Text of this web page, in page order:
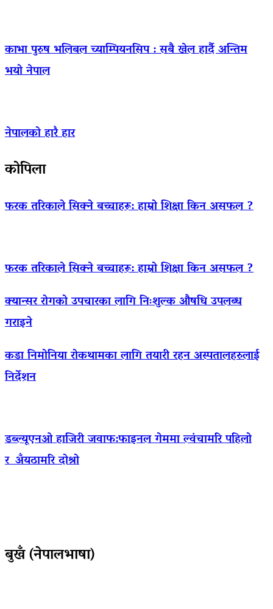
काभा पुरुष भलिबल च्याम्पियनसिप : सबै खेल हार्दै अन्तिम
भयो नेपाल
नेपालको हारै हार
कोपिला
फरक तरिकाले सिक्ने बच्चाहरू: हाम्रो शिक्षा किन असफल ?
फरक तरिकाले सिक्ने बच्चाहरू: हाम्रो शिक्षा किन असफल ?
क्यान्सर रोगको उपचारका लागि निःशुल्क औषधि उपलब्ध
गराइने
कडा निमोनिया रोकथामका लागि तयारी रहन अस्पतालहरुलाई
निर्देशन
डब्ल्यूएनओ हाजिरी जवाफ:फाइनल गेममा ल्वंचामरि पहिलो
र अँयठामरि दोश्रो
बुखँ (नेपालभाषा)